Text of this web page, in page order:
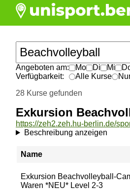
Angeboten am: Mo Di Mi
Verfügbarkeit:
Alle Kurse
28 Kurse gefunden
Exkursion
Beschreibung anzeigen
Name
Exkursion Beachvolleyball-
Waren *NEU* Level 2-3